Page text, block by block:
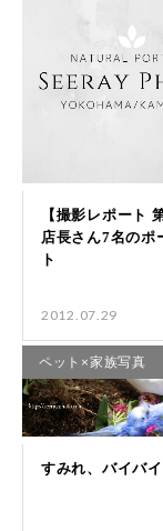
2012.07.29
ペット×家族写真